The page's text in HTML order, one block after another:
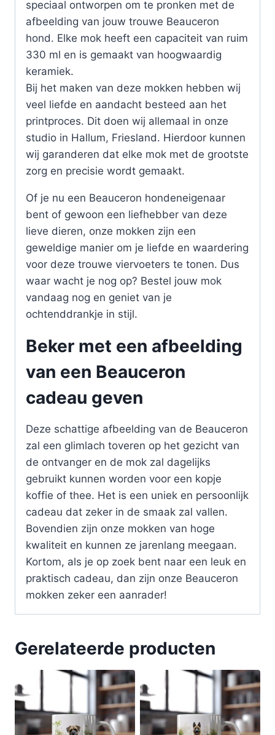
speciaal ontworpen om te pronken met de
afbeelding van jouw trouwe Beauceron
hond. Elke mok heeft een capaciteit van ruim
330 ml en is gemaakt van hoogwaardig
keramiek.
Bij het maken van deze mokken hebben wij
veel liefde en aandacht besteed aan het
printproces. Dit doen wij allemaal in onze
studio in Hallum, Friesland. Hierdoor kunnen
wij garanderen dat elke mok met de grootste
zorg en precisie wordt gemaakt.
Of je nu een Beauceron hondeneigenaar
bent of gewoon een liefhebber van deze
lieve dieren, onze mokken zijn een
geweldige manier om je liefde en waardering
voor deze trouwe viervoeters te tonen. Dus
waar wacht je nog op? Bestel jouw mok
vandaag nog en geniet van je
ochtenddrankje in stijl.
Beker met een afbeelding
van een Beauceron
cadeau geven
Deze schattige afbeelding van de Beauceron
zal een glimlach toveren op het gezicht van
de ontvanger en de mok zal dagelijks
gebruikt kunnen worden voor een kopje
koffie of thee. Het is een uniek en persoonlijk
cadeau dat zeker in de smaak zal vallen.
Bovendien zijn onze mokken van hoge
kwaliteit en kunnen ze jarenlang meegaan.
Kortom, als je op zoek bent naar een leuk en
praktisch cadeau, dan zijn onze Beauceron
mokken zeker een aanrader!
Gerelateerde producten